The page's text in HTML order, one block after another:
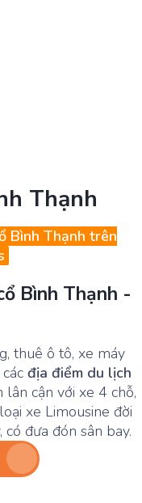
Thạnh
Bình Thạnh trên
Bình Thạnh -
thuê ô tô, xe máy
địa điểm du lịch
lân cận với xe 4 chỗ,
xe Limousine đời
đưa đón sân bay.